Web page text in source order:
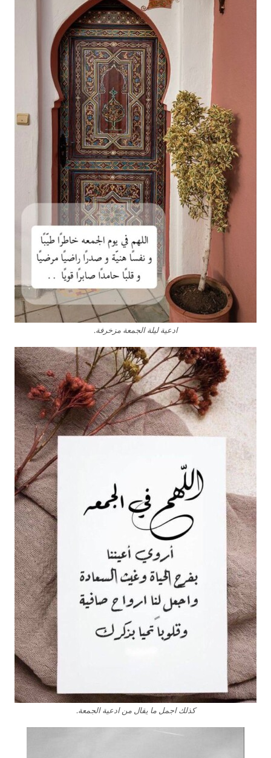
ادعية ليلة الجمعة مزخرفة.
كذلك اجمل ما يقال من ادعية الجمعة.